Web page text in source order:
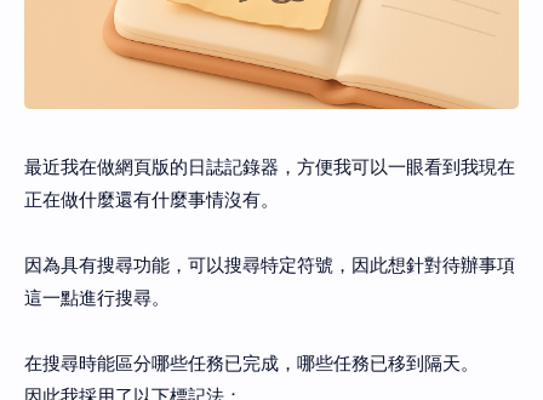
最近我在做網頁版的日誌記錄器，方便我可以一眼看到我現在
正在做什麼還有什麼事情沒有。
因為具有搜尋功能，可以搜尋特定符號，因此想針對待辦事項
這一點進行搜尋。
在搜尋時能區分哪些任務已完成，哪些任務已移到隔天。
因此我採用了以下標記法：